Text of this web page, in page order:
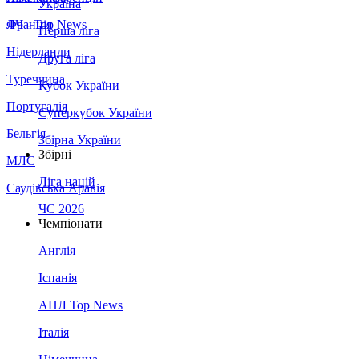
Франція
Нідерланди
Туреччина
Португалія
Бельгія
МЛС
Саудівська Аравія
ЛЧ - Top News
Україна
Перша ліга
Друга ліга
Кубок України
Суперкубок України
Збірна України
Збірні
Ліга націй
ЧС 2026
Чемпіонати
Англія
Іспанія
АПЛ Top News
Італія